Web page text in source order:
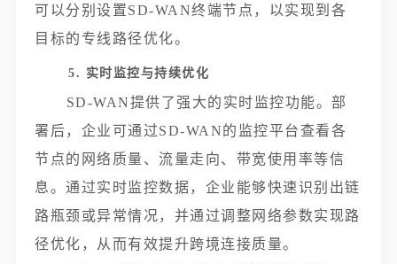
可以分别设置SD-WAN终端节点，以实现到各
目标的专线路径优化。
5. 实时监控与持续优化
SD-WAN提供了强大的实时监控功能。部
署后，企业可通过SD-WAN的监控平台查看各
节点的网络质量、流量走向、带宽使用率等信
息。通过实时监控数据，企业能够快速识别出链
路瓶颈或异常情况，并通过调整网络参数实现路
径优化，从而有效提升跨境连接质量。